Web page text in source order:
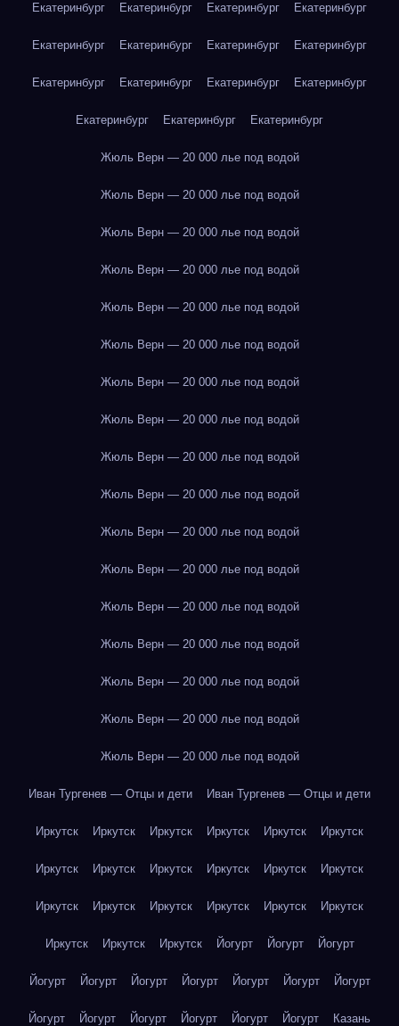
Екатеринбург Екатеринбург Екатеринбург Екатеринбург
Екатеринбург Екатеринбург Екатеринбург Екатеринбург
Екатеринбург Екатеринбург Екатеринбург Екатеринбург
Екатеринбург Екатеринбург Екатеринбург
Жюль Верн — 20 000 лье под водой
Жюль Верн — 20 000 лье под водой
Жюль Верн — 20 000 лье под водой
Жюль Верн — 20 000 лье под водой
Жюль Верн — 20 000 лье под водой
Жюль Верн — 20 000 лье под водой
Жюль Верн — 20 000 лье под водой
Жюль Верн — 20 000 лье под водой
Жюль Верн — 20 000 лье под водой
Жюль Верн — 20 000 лье под водой
Жюль Верн — 20 000 лье под водой
Жюль Верн — 20 000 лье под водой
Жюль Верн — 20 000 лье под водой
Жюль Верн — 20 000 лье под водой
Жюль Верн — 20 000 лье под водой
Жюль Верн — 20 000 лье под водой
Жюль Верн — 20 000 лье под водой
Иван Тургенев — Отцы и дети Иван Тургенев — Отцы и дети
Иркутск Иркутск Иркутск Иркутск Иркутск Иркутск
Иркутск Иркутск Иркутск Иркутск Иркутск Иркутск
Иркутск Иркутск Иркутск Иркутск Иркутск Иркутск
Иркутск Иркутск Иркутск Йогурт Йогурт Йогурт
Йогурт Йогурт Йогурт Йогурт Йогурт Йогурт Йогурт
Йогурт Йогурт Йогурт Йогурт Йогурт Йогурт Казань